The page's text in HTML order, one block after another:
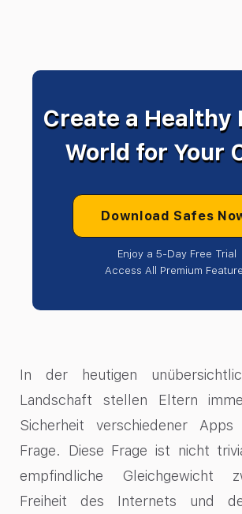
Create a Healthy
World for Your
Download Safes
Enjoy a 5-Day Free Trial
Access All Premium
In der heutigen
Landschaft stellen Eltern
Sicherheit verschiedener
Frage. Diese Frage ist nicht
empfindliche Gleichgewicht
Freiheit des Internets und